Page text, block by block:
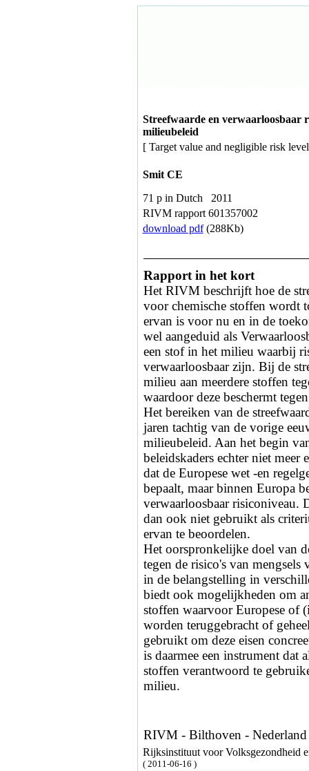
Streefwaarde en verwaarloosbaar
milieubeleid
[ Target value and negligible risk
Smit CE
71 p in Dutch 2011
RIVM rapport 601357002
download pdf(288Kb)
Rapport in het kort
Het RIVM beschrijft hoe de
voor chemische stoffen wordt
ervan is voor nu en in de
wel aangeduid als
een stof in het milieu waarbij
verwaarloosbaar zijn. Bij de
milieu aan meerdere stoffen
waardoor deze beschermt
Het bereiken van de
jaren tachtig van de vorige
milieubeleid. Aan het begin
beleidskaders echter niet meer
dat de Europese wet -en
bepaalt, maar binnen Europa
verwaarloosbaar risiconiveau.
dan ook niet gebruikt als
ervan te beoordelen.
Het oorspronkelijke doel van
tegen de risico's van mengsels
in de belangstelling in
biedt ook mogelijkheden om
stoffen waarvoor Europese of
worden teruggebracht of
gebruikt om deze eisen
is daarmee een instrument dat
stoffen verantwoord te
milieu.
RIVM - Bilthoven -
Rijksinstituut voor Volksgezondheid
( 2011-06-16 )